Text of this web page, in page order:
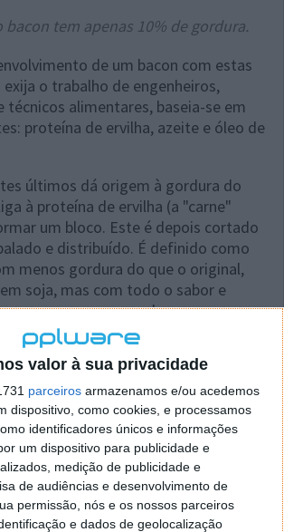
valor à sua privacidade
parceiros armazenamos e/ou acedemos
dispositivo, como cookies, e processamos
identificadores únicos e informações
um dispositivo para publicidade e
medição de publicidade e
de audiências e desenvolvimento de
permissão, nós e os nossos parceiros
e dados de geolocalização
bacon tem apenas 10% de gordura.
de um bacon com estas
o trabalho de engenheiros,
alimentares, baseia-se em
proteína de ervilha, azeite e óleo de
últimos dá origem à gordura do
à proteína de ervilha (a "carne"
um bloco. Este é depois cortado
e distribuído. É definido como
menos gordura do que o original,
soja, mas com todo o sabor e
que as pessoas conhecem.
levará alternativas vegetais a
prontos para comer comida de
precisamos de desfrutar de um
de indulgência a comer bacon, a
etc.